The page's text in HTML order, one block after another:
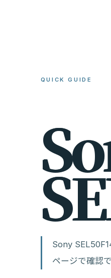
QUICK GUIDE
So
SE
Sony
ページで確認で